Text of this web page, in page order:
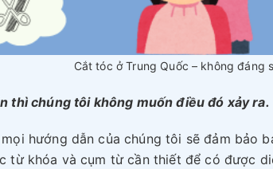
Cắt tóc ở Trung Quốc – không đáng
thì chúng tôi không muốn điều đó xảy ra.
hướng dẫn của chúng tôi sẽ đảm bảo
từ khóa và cụm từ cần thiết để có được